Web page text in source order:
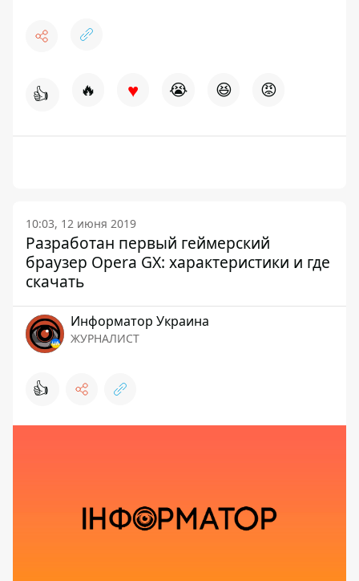
👍 🔥 ♥ 😭 😆 😡
10:03, 12 июня 2019
Разработан первый геймерский
браузер Opera GX: характеристики и где
скачать
Информатор Украина
ЖУРНАЛИСТ
👍